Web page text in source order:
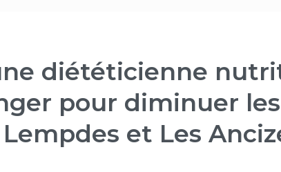
diététicienne
pour diminuer
et Les